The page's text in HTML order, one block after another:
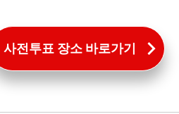
사전투표 장소 바로가기